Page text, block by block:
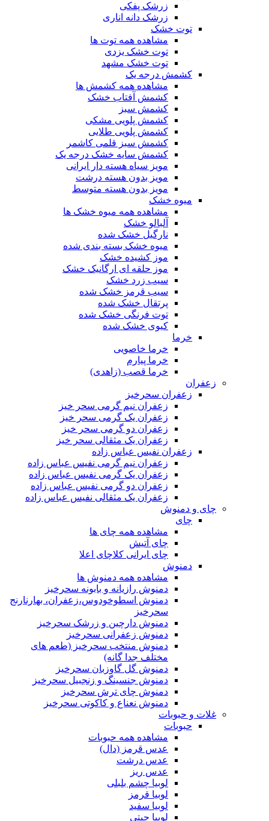
زرشک پفکی
زرشک دانه اناری
توت خشک
مشاهده همه توت ها
توت خشک یزدی
توت خشک مشهد
کشمش درجه یک
مشاهده همه کشمش ها
کشمش آفتاب خشک
کشمش سبز
کشمش پلویی مشکی
کشمش پلویی طلایی
کشمش سبز قلمی کاشمر
کشمش سایه خشک درجه یک
مویز سیاه هسته دار ایرانی
مویز بدون هسته درشت
مویز بدون هسته متوسط
میوه خشک
مشاهده همه میوه خشک ها
آلبالو خشک
نارگیل خشک شده
میوه خشک بسته بندی شده
موز کشیده خشک
موز حلقه ای ارگانیک خشک
سیب زرد خشک
سیب قرمز خشک شده
پرتقال خشک شده
توت فرنگی خشک شده
کیوی خشک شده
خرما
خرما خاصویی
خرما پیارم
خرما قصب (زاهدی)
زعفران
زعفران سحرخیز
زعفران نیم گرمی سحر خیز
زعفران یک گرمی سحر خیز
زعفران دو گرمی سحر خیز
زعفران یک مثقالی سحر خیز
زعفران نفیس عباس زاده
زعفران نیم گرمی نفیس عباس زاده
زعفران یک گرمی نفیس عباس زاده
زعفران دو گرمی نفیس عباس زاده
زعفران یک مثقالی نفیس عباس زاده
چای و دمنوش
چای
مشاهده همه چای ها
چای آتیش
چای ایرانی کلاچای اعلا
دمنوش
مشاهده همه دمنوش ها
دمنوش رازیانه و بابونه سحرخیز
دمنوش اسطوخودوس،زعفران، بهارنارنج
سحرخیز
دمنوش دارچین و زرشک سحرخیز
دمنوش زعفرانی سحرخیز
دمنوش منتخب سحرخیز (طعم های
مختلف جدا گانه)
دمنوش گل گاوزبان سحرخیز
دمنوش جنسینگ و زنجبیل سحرخیز
دمنوش چای ترش سحرخیز
دمنوش نعناع و کاکوتی سحرخیز
غلات و حبوبات
حبوبات
مشاهده همه حبوبات
عدس قرمز (دال)
عدس درشت
عدس ریز
لوبیا چشم بلبلی
لوبیا قرمز
لوبیا سفید
لوبیا چیتی